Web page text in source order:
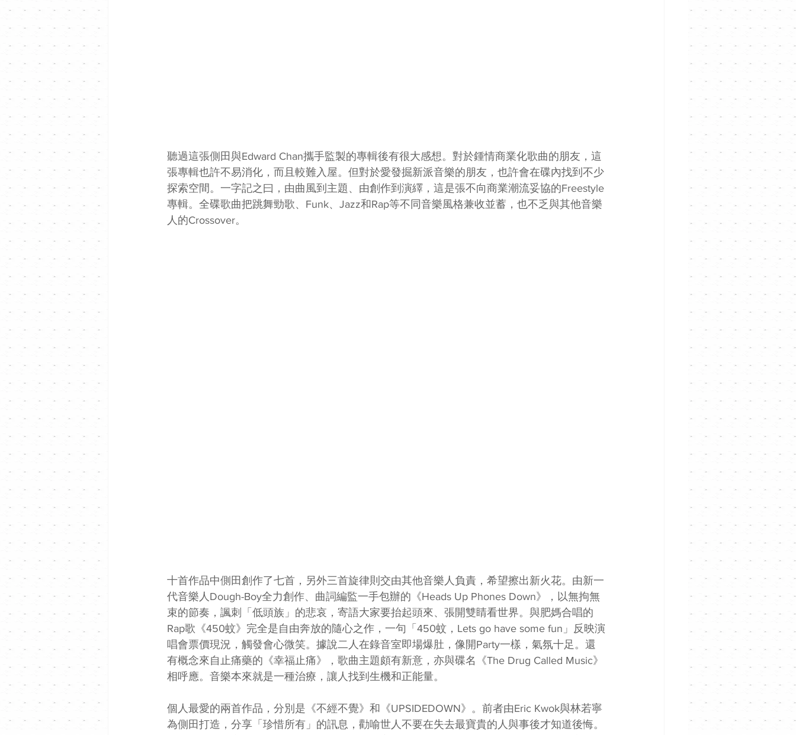
聽過這張側田與Edward Chan攜手監製的專輯後有很大感想。對於鍾情商業化歌曲的朋友，這
張專輯也許不易消化，而且較難入屋。但對於愛發掘新派音樂的朋友，也許會在碟內找到不少
探索空間。一字記之曰，由曲風到主題、由創作到演繹，這是張不向商業潮流妥協的Freestyle
專輯。全碟歌曲把跳舞勁歌、Funk、Jazz和Rap等不同音樂風格兼收並蓄，也不乏與其他音樂
人的Crossover。
十首作品中側田創作了七首，另外三首旋律則交由其他音樂人負責，希望擦出新火花。由新一
代音樂人Dough-Boy全力創作、曲詞編監一手包辦的《Heads Up Phones Down》，以無拘無
束的節奏，諷刺「低頭族」的悲哀，寄語大家要抬起頭來、張開雙睛看世界。與肥媽合唱的
Rap歌《450蚊》完全是自由奔放的隨心之作，一句「450蚊，Lets go have some fun」反映演
唱會票價現況，觸發會心微笑。據說二人在錄音室即場爆肚，像開Party一樣，氣氛十足。還
有概念來自止痛藥的《幸福止痛》，歌曲主題頗有新意，亦與碟名《The Drug Called Music》
相呼應。音樂本來就是一種治療，讓人找到生機和正能量。
個人最愛的兩首作品，分別是《不經不覺》和《UPSIDEDOWN》。前者由Eric Kwok與林若寧
為側田打造，分享「珍惜所有」的訊息，勸喻世人不要在失去最寶貴的人與事後才知道後悔。